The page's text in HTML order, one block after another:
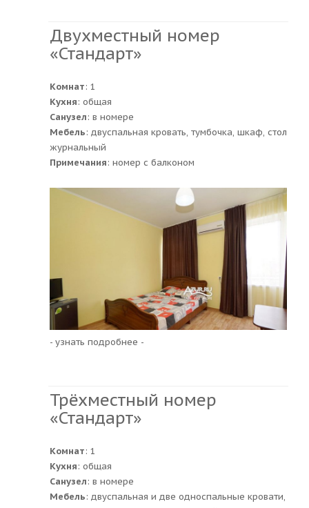
Двухместный номер
«Стандарт»
Комнат: 1
Кухня: общая
Санузел: в номере
Мебель: двуспальная кровать, тумбочка, шкаф, стол
журнальный
Примечания: номер с балконом
- узнать подробнее -
Трёхместный номер
«Стандарт»
Комнат: 1
Кухня: общая
Санузел: в номере
Мебель: двуспальная и две односпальные кровати,